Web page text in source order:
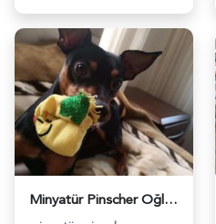
Minyatür Pinscher Oğluma Eş Arıyorum - 5683